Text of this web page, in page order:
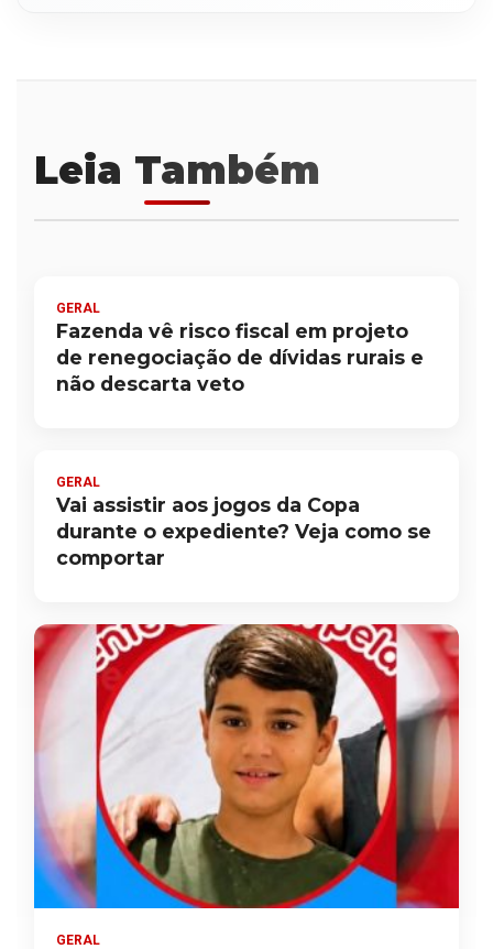
Leia Também
GERAL
Fazenda vê risco fiscal em projeto
de renegociação de dívidas rurais e
não descarta veto
GERAL
Vai assistir aos jogos da Copa
durante o expediente? Veja como se
comportar
GERAL